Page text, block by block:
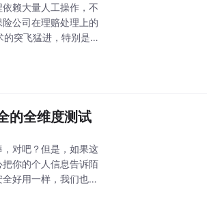
赖大量人工操作，不
公司在理赔处理上的
突飞猛进，特别是AI
的全维度测试
对吧？但是，如果这
你的个人信息告诉陌
好用一样，我们也需